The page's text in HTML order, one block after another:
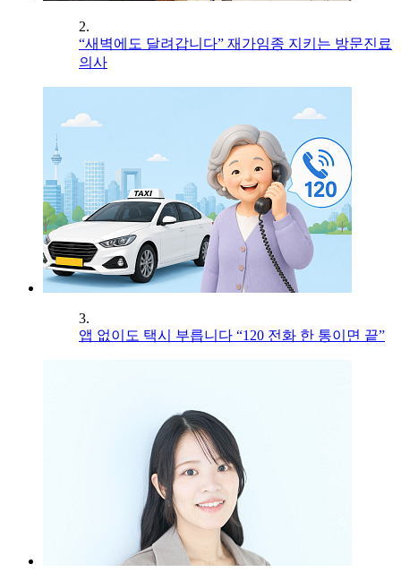
2.
“새벽에도 달려갑니다” 재가임종 지키는 방문진료
의사
3.
앱 없이도 택시 부릅니다 “120 전화 한 통이면 끝”